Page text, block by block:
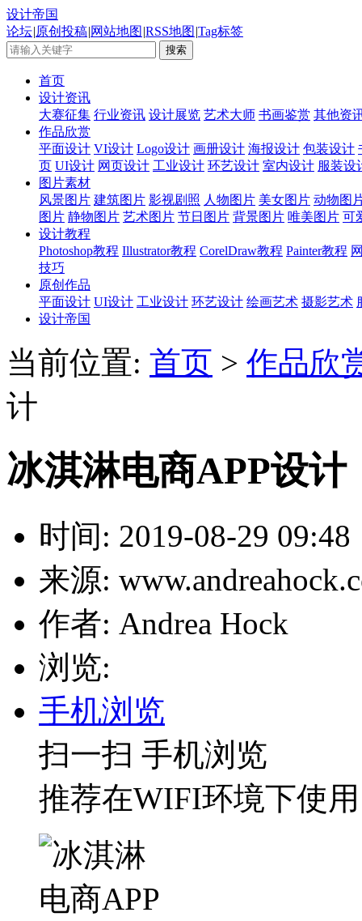
设计帝国
论坛|原创投稿|网站地图 |RSS地图 |Tag标签
首页
设计资讯
大赛征集 行业资讯 设计展览 艺术大师 书画鉴赏 其他资
作品欣赏
平面设计 VI设计 Logo设计 画册设计 海报设计 包装设计
页 UI设计 网页设计 工业设计 环艺设计 室内设计 服装设
图片素材
风景图片 建筑图片 影视剧照 人物图片 美女图片 动物图
图片 静物图片 艺术图片 节日图片 背景图片 唯美图片 可
设计教程
Photoshop教程 Illustrator教程 CorelDraw教程 Painter教程
技巧
原创作品
平面设计 UI设计 工业设计 环艺设计 绘画艺术 摄影艺术
设计帝国
当前位置: 首页 > 作品欣
计
冰淇淋电商APP设计
时间: 2019-08-29 09:48
来源:
作者: Andrea Hock
浏览:
手机浏览
扫一扫 手机浏览
推荐在WIFI环境下使用